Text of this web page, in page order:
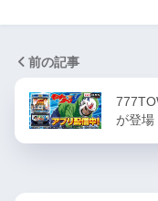
前の記事
が登場